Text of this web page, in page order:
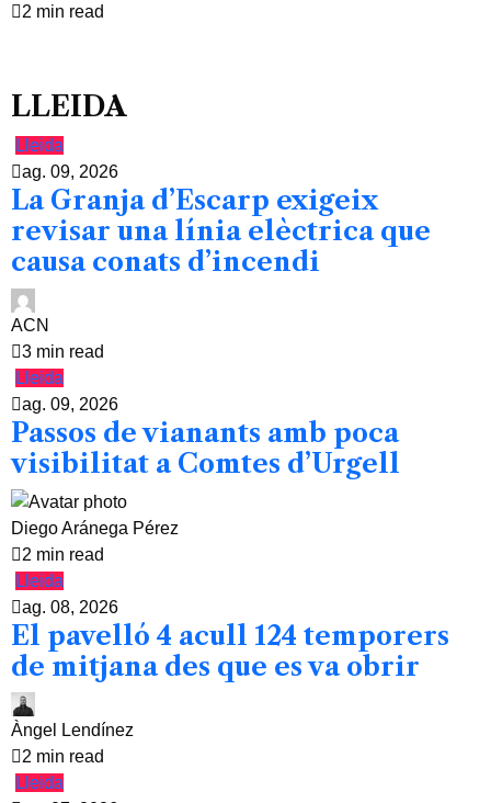
2 min read
LLEIDA
Lleida
ag. 09, 2026
La Granja d’Escarp exigeix
revisar una línia elèctrica que
causa conats d’incendi
ACN
3 min read
Lleida
ag. 09, 2026
Passos de vianants amb poca
visibilitat a Comtes d’Urgell
Diego Aránega Pérez
2 min read
Lleida
ag. 08, 2026
El pavelló 4 acull 124 temporers
de mitjana des que es va obrir
Àngel Lendínez
2 min read
Lleida